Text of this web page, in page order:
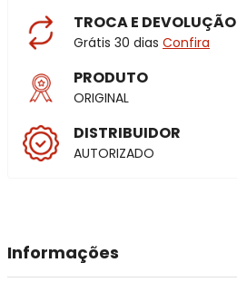
TROCA E DEVOLUÇÃO
Grátis 30 dias Confira
PRODUTO
ORIGINAL
DISTRIBUIDOR
AUTORIZADO
Informações